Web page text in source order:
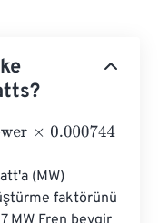
(MW)
faktörünü